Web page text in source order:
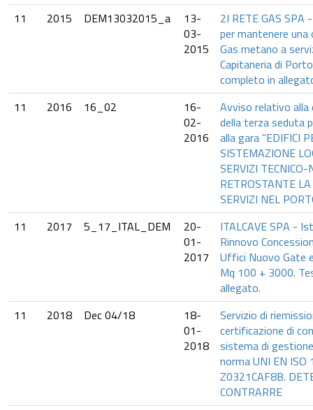
11
2015 DEM13032015_a
13-
03-
2015
2I RETE GAS SPA
per mantenere
Gas metano a
Capitaneria di
completo in
11
2016 16_02
16-
02-
2016
Avviso relativo alla
della terza seduta
alla gara "EDIFICI
SISTEMAZIONE
SERVIZI
RETROSTANTE
SERVIZI NEL
11
2017 5_17_ITAL_DEM
20-
01-
2017
ITALCAVE SPA -
Rinnovo
Uffici Nuovo Gate
Mq 100 + 3000.
allegato.
11
2018 Dec 04/18
18-
01-
2018
Servizio di
certificazione di
sistema di
norma UNI EN ISO
Z0321CAF8B.
CONTRARRE